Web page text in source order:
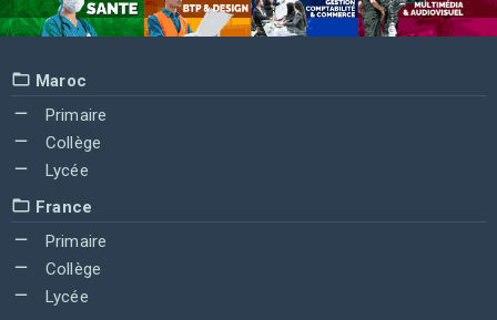
Maroc
Primaire
Collège
Lycée
France
Primaire
Collège
Lycée